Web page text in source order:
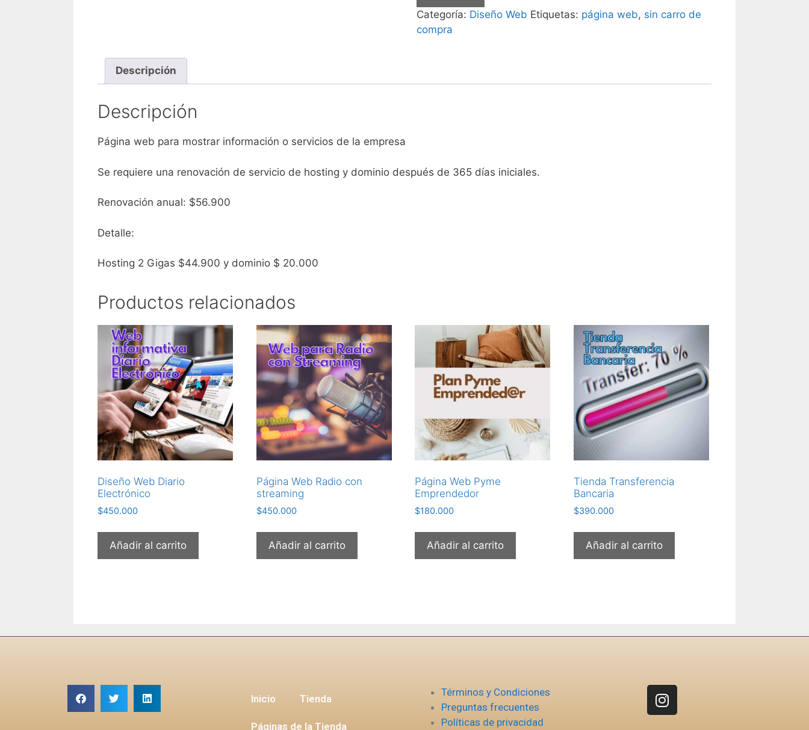
Categoría: Diseño Web Etiquetas: página web, sin carro de
compra
Descripción
Descripción
Página web para mostrar información o servicios de la empresa
Se requiere una renovación de servicio de hosting y dominio después de 365 días iniciales.
Renovación anual: $56.900
Detalle:
Hosting 2 Gigas $44.900 y dominio $ 20.000
Productos relacionados
Diseño Web Diario
Electrónico
$450.000
Añadir al carrito
Página Web Radio con
streaming
$450.000
Añadir al carrito
Página Web Pyme
Emprendedor
$180.000
Añadir al carrito
Tienda Transferencia
Bancaria
$390.000
Añadir al carrito
Inicio Tienda
Páginas de la Tienda
Términos y Condiciones
Preguntas frecuentes
Políticas de privacidad